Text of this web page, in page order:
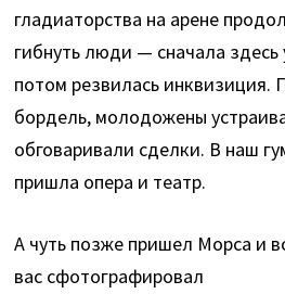
гладиаторства на арене
гибнуть люди — сначала здесь
потом резвилась инквизиция.
бордель, молодожены
обговаривали сделки. В наш
пришла опера и театр.
А чуть позже пришел Морса и
вас сфотографировал